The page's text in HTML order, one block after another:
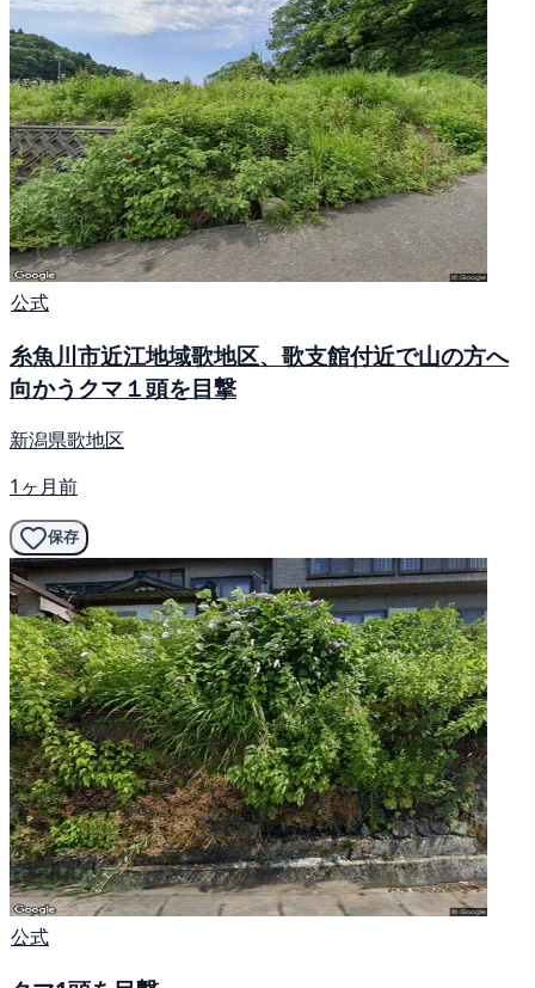
公式
糸魚川市近江地域歌地区、歌支館付近で山の方へ
向かうクマ１頭を目撃
新潟県歌地区
1ヶ月前
保存
公式